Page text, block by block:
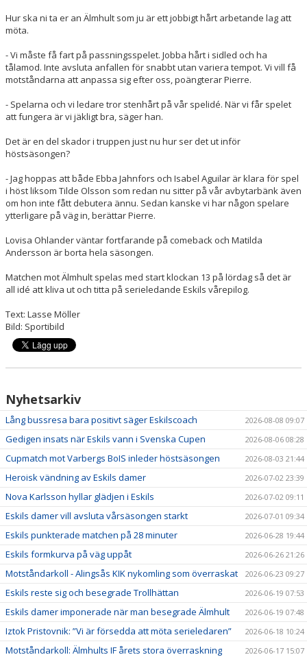
Hur ska ni ta er an Älmhult som ju är ett jobbigt hårt arbetande lag att
möta.
- Vi måste få fart på passningsspelet. Jobba hårt i sidled och ha
tålamod. Inte avsluta anfallen för snabbt utan variera tempot. Vi vill få
motståndarna att anpassa sig efter oss, poängterar Pierre.
- Spelarna och vi ledare tror stenhårt på vår spelidé. När vi får spelet
att fungera är vi jäkligt bra, säger han.
Det är en del skador i truppen just nu hur ser det ut inför
höstsäsongen?
- Jag hoppas att både Ebba Jahnfors och Isabel Aguilar är klara för spel
i höst liksom Tilde Olsson som redan nu sitter på vår avbytarbänk även
om hon inte fått debutera ännu. Sedan kanske vi har någon spelare
ytterligare på väg in, berättar Pierre.
Lovisa Ohlander väntar fortfarande på comeback och Matilda
Andersson är borta hela säsongen.
Matchen mot Älmhult spelas med start klockan 13 på lördag så det är
all idé att kliva ut och titta på serieledande Eskils vårepilog.
Text: Lasse Möller
Bild: Sportibild
Nyhetsarkiv
Lång bussresa bara positivt säger Eskilscoach 2026-08-08 09:07
Gedigen insats när Eskils vann i Svenska Cupen 2026-08-06 08:28
Cupmatch mot Varbergs BoIS inleder höstsäsongen 2026-08-03 21:44
Heroisk vändning av Eskils damer 2026-07-02 23:39
Nova Karlsson hyllar glädjen i Eskils 2026-07-02 09:11
Eskils damer vill avsluta vårsäsongen starkt 2026-07-01 09:34
Eskils punkterade matchen på 28 minuter 2026-06-28 19:44
Eskils formkurva på väg uppåt 2026-06-26 21:26
Motståndarkoll - Alingsås KIK nykomling som överraskat 2026-06-23 09:27
Eskils reste sig och besegrade Trollhättan 2026-06-19 07:53
Eskils damer imponerade när man besegrade Älmhult 2026-06-19 07:48
Iztok Pristovnik: ”Vi är försedda att möta serieledaren” 2026-06-18 10:24
Motståndarkoll: Älmhults IF årets stora överraskning 2026-06-17 15:07